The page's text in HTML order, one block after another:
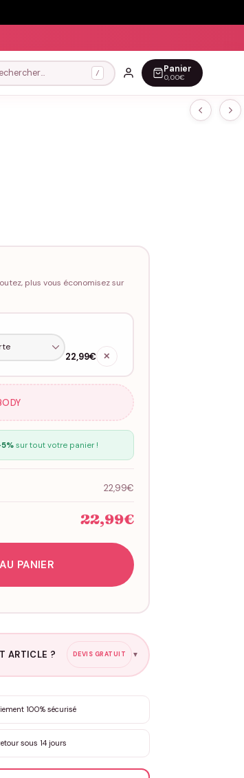
/ Panier
0,00€
plus vous économisez sur
22,99€ ✕
sur tout votre panier !
22,99€
22,99€
PANIER
ARTICLE ? DEVIS GRATUIT ▼
la demande
100% sécurisé
sous 14 jours